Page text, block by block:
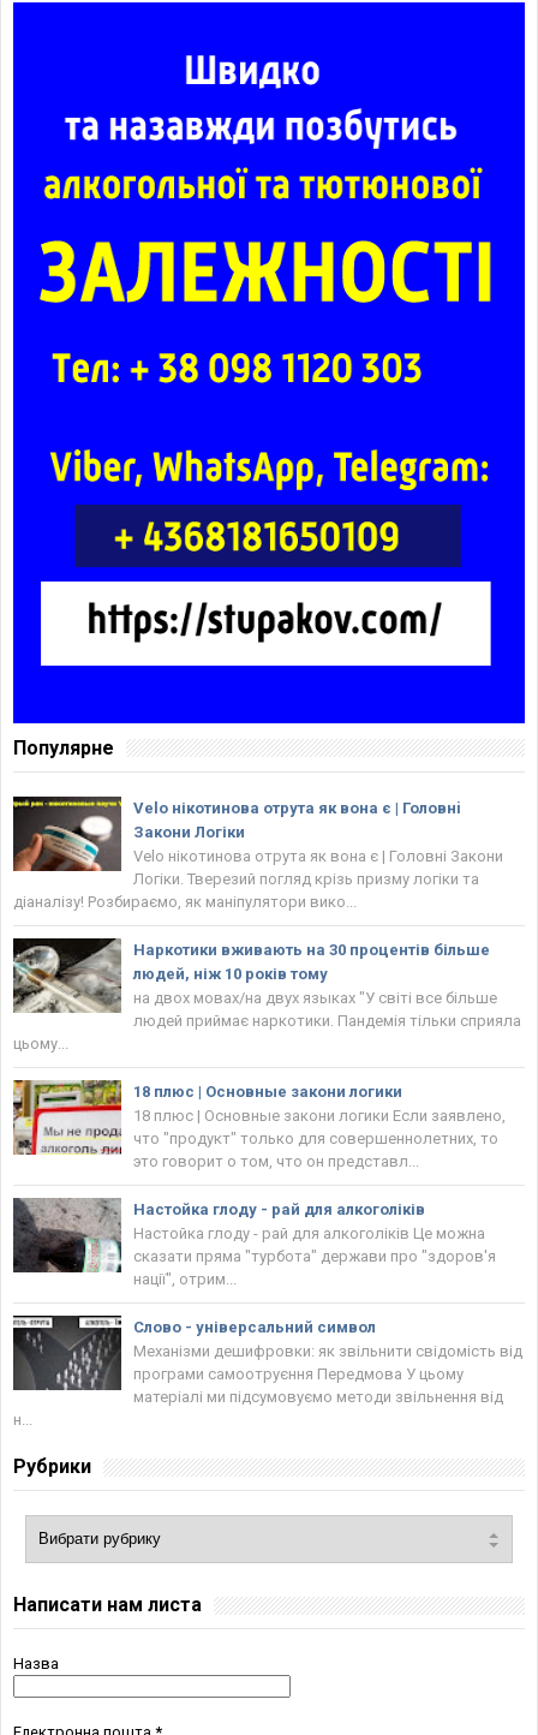
Популярне
Velo нікотинова отрута як вона є | Головнi
Закони Логіки
Velo нікотинова отрута як вона є | Головнi Закони
Логіки. Тверезий погляд крізь призму логіки та
діаналізу! Розбираємо, як маніпулятори вико...
Наркотики вживають на 30 процентів більше
людей, ніж 10 років тому
на двох мовах/на двух языках "У світі все більше
людей приймає наркотики. Пандемія тільки сприяла
цьому...
18 плюс | Основные закони логики
18 плюс | Основные закони логики Если заявлено,
что "продукт" только для совершеннолетних, то
это говорит о том, что он представл...
Настойка глоду - рай для алкоголіків
Настойка глоду - рай для алкоголіків Це можна
сказати пряма "турбота" держави про "здоров'я
нації", отрим...
Слово - універсальний символ
Механізми дешифровки: як звільнити свідомість від
програми самоотруєння Передмова У цьому
матеріалі ми підсумовуємо методи звільнення від
н...
Рубрики
Написати нам листа
Назва